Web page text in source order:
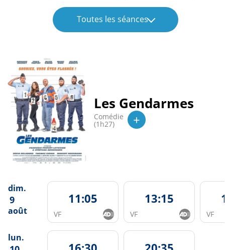
Toutes les séances
Les Gendarmes
Comédie
(1h27) +
dim.
9
août
11:05
VF
13:15
VF VF
lun.